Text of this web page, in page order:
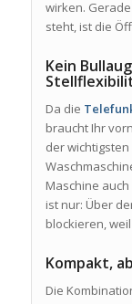
wirken.
steht, ist die
Kein
Da die
braucht Ihr
der
Maschine
ist nur: Über
blockieren,
Kompakt,
Die